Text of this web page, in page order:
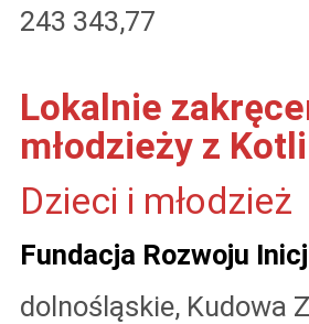
243 343,77
Lokalnie
młodzieży z
Dzieci i młodzież
Fundacja Rozwoju
dolnośląskie, Kudowa